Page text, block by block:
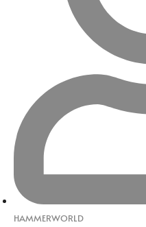
HAMMERWORLD